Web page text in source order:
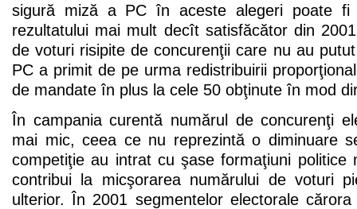
sigură miză a PC în aceste alegeri poate fi
rezultatului mai mult decît satisfăcător din
de voturi risipite de concurenţii care nu au
PC a primit de pe urma redistribuirii
de mandate în plus la cele 50 obţinute în mod
În campania curentă numărul de concurenţi
mai mic, ceea ce nu reprezintă o diminuare
competiţie au intrat cu şase formaţiuni politice
contribui la micşorarea numărului de voturi
ulterior. În 2001 segmentelor electorale